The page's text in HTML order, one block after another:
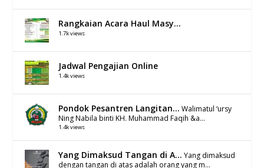
Rangkaian Acara Haul Masy...
1.7k views
Jadwal Pengajian Online
1.4k views
Pondok Pesantren Langitan... Walimatul ‘ursy
Ning Nabila binti KH. Muhammad Faqih &a...
1.4k views
Yang Dimaksud Tangan di A... Yang dimaksud
dengan tangan di atas adalah orang yang m...